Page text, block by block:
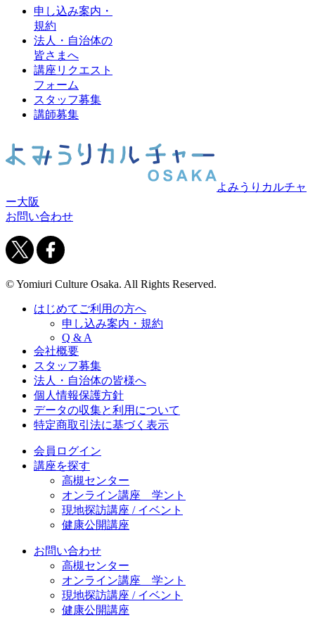
申し込み案内・
規約
法人・自治体の
皆さまへ
講座リクエスト
フォーム
スタッフ募集
講師募集
よみうりカルチャ
ー大阪
お問い合わせ
© Yomiuri Culture Osaka. All Rights Reserved.
はじめてご利用の方へ
申し込み案内・規約
Q & A
会社概要
スタッフ募集
法人・自治体の皆様へ
個人情報保護方針
データの収集と利用について
特定商取引法に基づく表示
会員ログイン
講座を探す
高槻センター
オンライン講座 学ント
現地探訪講座 / イベント
健康公開講座
お問い合わせ
高槻センター
オンライン講座 学ント
現地探訪講座 / イベント
健康公開講座